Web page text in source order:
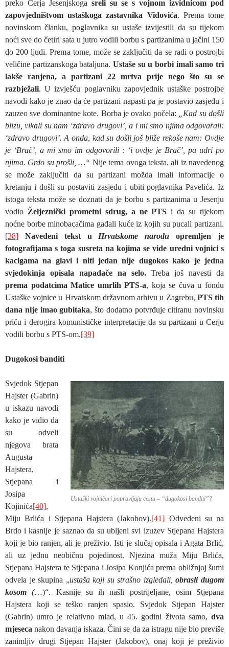
preko Cerja Jesenjskoga sreli su se s vojnom izvidnicom pod
zapovjedništvom ustaškoga zastavnika Vidovića. Prema tome
novinskom članku, poglavnika su ustaše izvijestili da su tijekom
noći sve do četiri sata u jutro vodili borbu s partizanima u jačini 150
do 200 ljudi. Prema tome, može se zaključiti da se radi o postrojbi
veličine partizanskoga bataljuna. Ustaše su u borbi imali samo tri
lakše ranjena, a partizani 22 mrtva prije nego što su se
razbježali. U izvješću poglavniku zapovjednik ustaške postrojbe
navodi kako je znao da će partizani napasti pa je postavio zasjedu i
zauzeo sve dominantne kote. Borba je ovako počela:
„Kad su došli
blizu, vikali su nam ‘zdravo drugovi’, a i mi smo njima odgovarali:
‘zdravo drugovi’. A onda, kad su došli još bliže rekoše nam: Ovdje
je ‘Brač’, a mi smo im odgovorili : ‘i ovdje je Brač’, pa udri po
njima. Grdo su prošli, …“ Nije tema ovoga teksta, ali iz navedenog
se može zaključiti da su partizani možda imali informacije o
kretanju i došli su postaviti zasjedu i ubiti poglavnika Pavelića. Iz
istoga teksta može se doznati da je borbu s partizanima u Jesenju
vodio Željeznički prometni sdrug, a ne PTS i da su tijekom
noćne borbe minobacačima gađali kuće iz kojih su pucali partizani.
[38]
Navedeni tekst u Hrvatskome narodu opremljen je
fotografijama s toga susreta na kojima se vide uredni vojnici s
kacigama na glavi i niti jedan nije dugokos kako je jedna
svjedokinja opisala napadače na selo.Treba još navesti da
prema podatcima Matice umrlih PTS-a, koja se čuva u fondu
Ustaške vojnice u Hrvatskom državnom arhivu u Zagrebu, PTS tih
dana nije imao gubitaka, što dodatno potvrđuje citiranu novinsku
priču i derogira komunističke interpretacije da su partizani u Cerju
vodili borbu s PTS-om.[39]
Dugokosi banditi
Ustaški vojničari popravljaju cestu – “dugokosi banditi”?
Svjedok Stjepan
Hajster (Gabrin)
u iskazu navodi
kako je vidio da
su odveli
njegova brata
Augusta
Hajstera,
Stjepana i
Josipa
Kojinića[40],
Miju Brlića i Stjepana Hajstera (Jakobov).[41] Odvedeni su na
Brdo i kasnije je saznao da su ubijeni svi izuzev Stjepana Hajstera
koji je bio ranjen, ali je preživio. Isti je slučaj opisala i Agata Brlić,
ali uz jednu neobičnu pojedinost. Njezina muža Miju Brlića,
Stjepana Hajstera te Stjepana i Josipa Konjića prema obližnjoj šumi
odvela je skupina „ustaša koji su strašno izgledali,obrasli dugom
kosom (…)“. Kasnije su ih našli postrijeljane, osim Stjepana
Hajstera koji se teško ranjen spasio. Svjedok Stjepan Hajster
(Gabrin) umro je relativno mlad, u 45. godini života samo, dva
mjeseca nakon davanja iskaza. Čini se da za istragu nije bio previše
zanimljiv drugi Stjepan Hajster (Jakobov), onaj koji je preživio